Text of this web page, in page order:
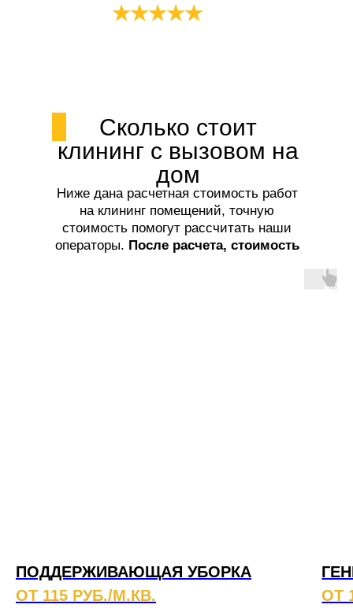
★★★★★
Сколько стоит
клининг с вызовом на
дом
Ниже дана расчетная стоимость работ
на клининг помещений, точную
стоимость помогут рассчитать наши
операторы. После расчета, стоимость
ПОДДЕРЖИВАЮЩАЯ УБОРКА
ОТ 115 РУБ./М.КВ.
ОТ